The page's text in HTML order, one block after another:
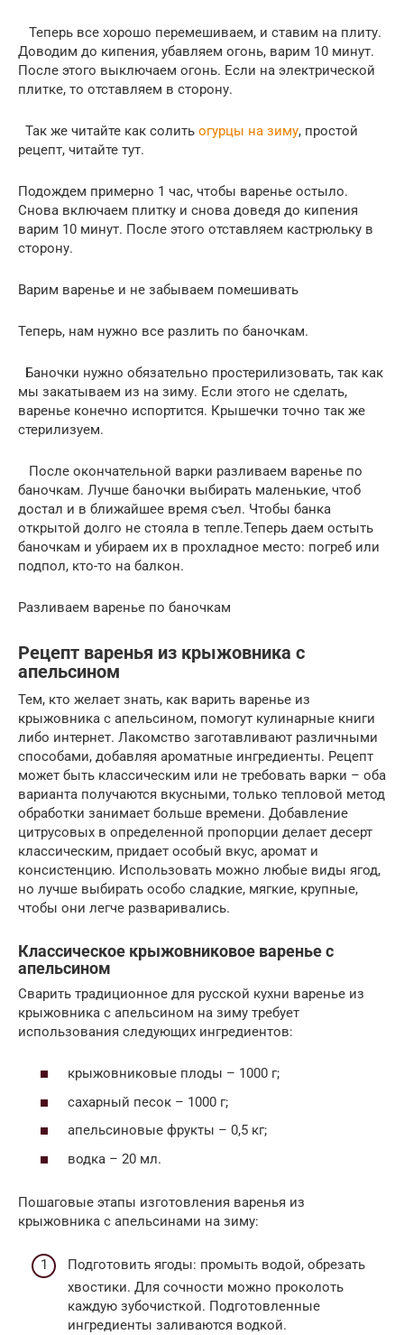
Теперь все хорошо перемешиваем, и ставим на плиту.
Доводим до кипения, убавляем огонь, варим 10 минут.
После этого выключаем огонь. Если на электрической
плитке, то отставляем в сторону.
Так же читайте как солить огурцы на зиму, простой
рецепт, читайте тут.
Подождем примерно 1 час, чтобы варенье остыло.
Снова включаем плитку и снова доведя до кипения
варим 10 минут. После этого отставляем кастрюльку в
сторону.
Варим варенье и не забываем помешивать
Теперь, нам нужно все разлить по баночкам.
Баночки нужно обязательно простерилизовать, так как
мы закатываем из на зиму. Если этого не сделать,
варенье конечно испортится. Крышечки точно так же
стерилизуем.
После окончательной варки разливаем варенье по
баночкам. Лучше баночки выбирать маленькие, чтоб
достал и в ближайшее время съел. Чтобы банка
открытой долго не стояла в тепле.Теперь даем остыть
баночкам и убираем их в прохладное место: погреб или
подпол, кто-то на балкон.
Разливаем варенье по баночкам
Рецепт варенья из крыжовника с
апельсином
Тем, кто желает знать, как варить варенье из
крыжовника с апельсином, помогут кулинарные книги
либо интернет. Лакомство заготавливают различными
способами, добавляя ароматные ингредиенты. Рецепт
может быть классическим или не требовать варки – оба
варианта получаются вкусными, только тепловой метод
обработки занимает больше времени. Добавление
цитрусовых в определенной пропорции делает десерт
классическим, придает особый вкус, аромат и
консистенцию. Использовать можно любые виды ягод,
но лучше выбирать особо сладкие, мягкие, крупные,
чтобы они легче разваривались.
Классическое крыжовниковое варенье с
апельсином
Сварить традиционное для русской кухни варенье из
крыжовника с апельсином на зиму требует
использования следующих ингредиентов:
крыжовниковые плоды – 1000 г;
сахарный песок – 1000 г;
апельсиновые фрукты – 0,5 кг;
водка – 20 мл.
Пошаговые этапы изготовления варенья из
крыжовника с апельсинами на зиму:
Подготовить ягоды: промыть водой, обрезать
хвостики. Для сочности можно проколоть
каждую зубочисткой. Подготовленные
ингредиенты заливаются водкой.